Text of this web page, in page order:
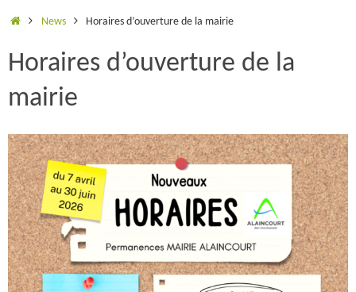
AccueilNews Horaires d’ouverture de la mairie
Horaires d’ouverture de la
mairie